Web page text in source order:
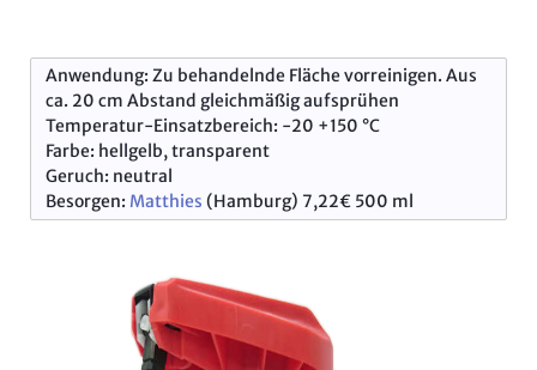
Anwendung: Zu behandelnde Fläche vorreinigen. Aus
ca. 20 cm Abstand gleichmäßig aufsprühen
Temperatur-Einsatzbereich: -20 +150 °C
Farbe: hellgelb, transparent
Geruch: neutral
Besorgen: Matthies (Hamburg) 7,22€ 500 ml